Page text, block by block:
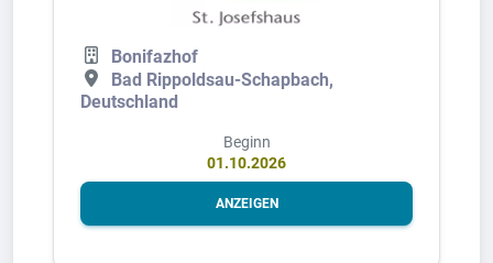
Bonifazhof
Bad Rippoldsau-Schapbach,
Deutschland
Beginn
01.10.2026
ANZEIGEN